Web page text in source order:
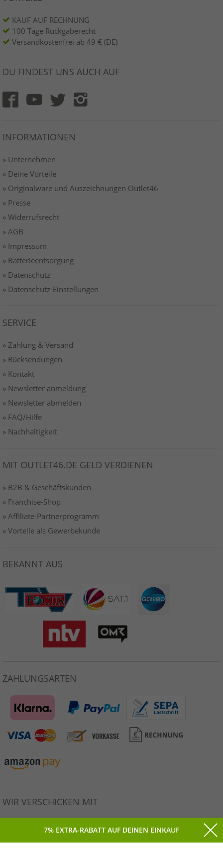
KAUF AUF RECHNUNG
100 Tage Rückgaberecht
Versandkostenfrei ab 49 € (DE)
DU FINDEST UNS AUCH AUF
INFORMATIONEN
» Unternehmen
» Deine Vorteile
» Originalware und Auszeichnungen Outlet46
» Presse
» Widerrufsrecht
» AGB
» Impressum
» Batterieentsorgung
» Datenschutz
» Datenschutz-Einstellungen
SERVICE
» Zahlung & Versand
» Rücksendungen
» Kontakt
» Newsletter anmeldung
» Newsletter abmelden
» FAQ/Hilfe
» Nachhaltigkeit
MIT OUTLET46.DE GELD VERDIENEN
» B2B & Geschäftskunden
» Franchise-Shop
» Affiliate-Partnerprogramm
» Vorteile als Gewerbekunde
BEKANNT AUS
ZAHLUNGSARTEN
WIR VERSCHICKEN MIT
7% EXTRA-RABATT AUF DEINEN EINKAUF